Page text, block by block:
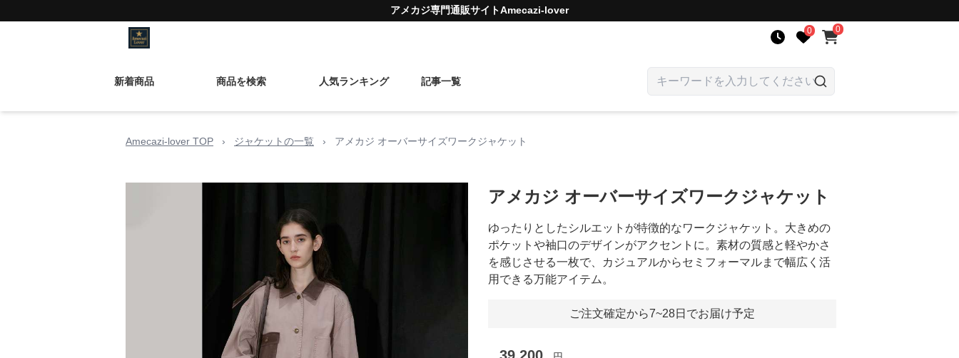
アメカジ専門通販サイトAmecazi-lover
0 0
新着商品 商品を検索 人気ランキング 記事一覧
Amecazi-lover TOP › ジャケットの一覧 › アメカジ オーバーサイズワークジャケット
アメカジ オーバーサイズワークジャケット
ゆったりとしたシルエットが特徴的なワークジャケット。大きめの
ポケットや袖口のデザインがアクセントに。素材の質感と軽やかさ
を感じさせる一枚で、カジュアルからセミフォーマルまで幅広く活
用できる万能アイテム。
ご注文確定から7~28日でお届け予定